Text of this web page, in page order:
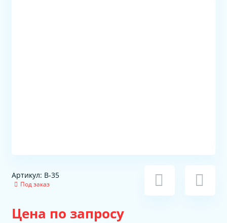
Артикул: В-35
Под заказ
Цена по запросу